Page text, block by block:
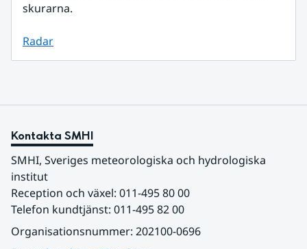
skurarna.
Radar
Kontakta SMHI
SMHI, Sveriges meteorologiska och hydrologiska
institut
Reception och växel: 011-495 80 00
Telefon kundtjänst: 011-495 82 00
Organisationsnummer: 202100-0696